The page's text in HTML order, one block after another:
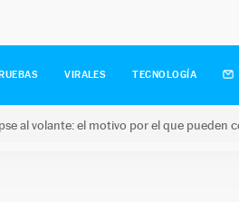
VIRALES TECNOLOGÍA
al volante: el motivo por el que pueden